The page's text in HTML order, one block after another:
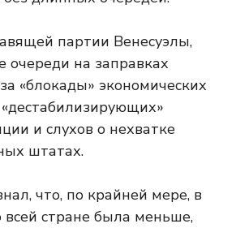
партии Венесуэлы,
очереди на заправках
«блокады» экономических
и слухов о нехватке
штатах.
что, по крайней мере, в
стране была меньше,